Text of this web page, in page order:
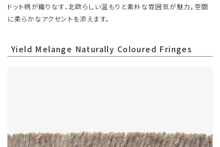
ドット柄が織りなす、北欧らしい温もりと素朴な雰囲気が魅力。空間
に柔らかなアクセントを添えます。
Yield Melange Naturally Coloured Fringes